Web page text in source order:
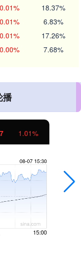
18.37%
6.83%
17.26%
7.68%
播
1.01%